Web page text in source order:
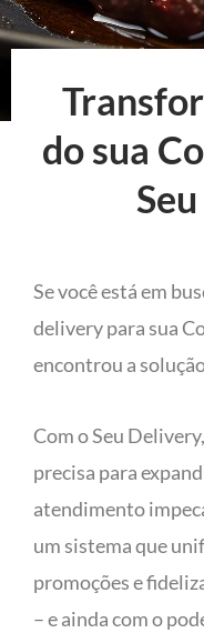
do sua
Se você está em
delivery para sua
encontrou a
Com o Seu
precisa para
atendimento
um sistema que
promoções e
– e ainda com o